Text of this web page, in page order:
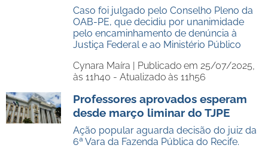
Caso foi julgado pelo Conselho Pleno da
OAB-PE, que decidiu por unanimidade
pelo encaminhamento de denúncia à
Justiça Federal e ao Ministério Público
Cynara Maíra | Publicado em 25/07/2025,
às 11h40 - Atualizado às 11h56
Professores aprovados esperam
desde março liminar do TJPE
Ação popular aguarda decisão do juiz da
6ª Vara da Fazenda Pública do Recife.